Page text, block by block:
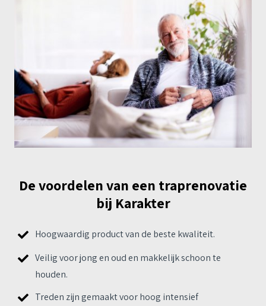
De voordelen van een traprenovatie
bij Karakter
Hoogwaardig product van de beste kwaliteit.
Veilig voor jong en oud en makkelijk schoon te
houden.
Treden zijn gemaakt voor hoog intensief